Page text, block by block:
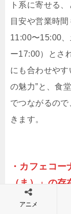
ト系に寄せる
目安や営業時
11:00〜15:00
ー17:00）とさ
にも合わせや
の魅力”と、食
でつながるの
きます。
・カフェコ
（ま）」の存
道の駅の満足
アニメ